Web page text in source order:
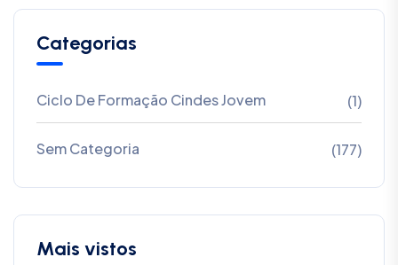
Categorias
Ciclo De Formação Cindes Jovem (1)
Sem Categoria (177)
Mais vistos